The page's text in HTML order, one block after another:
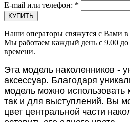
E-mail или телефон: *
Наши операторы свяжутся с Вами
Мы работаем каждый день с 9.00 до
времени.
Эта модель наколенников -
аксессуар. Благодаря
модель можно использовать
так и для выступлений. Вы
цвет центральной части